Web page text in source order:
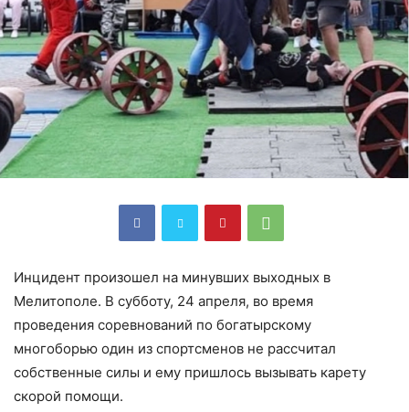
Инцидент произошел на минувших выходных в
Мелитополе. В субботу, 24 апреля, во время
проведения соревнований по богатырскому
многоборью один из спортсменов не рассчитал
собственные силы и ему пришлось вызывать карету
скорой помощи.